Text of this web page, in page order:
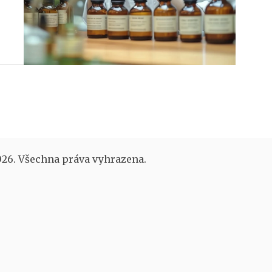
Všechna práva vyhrazena.